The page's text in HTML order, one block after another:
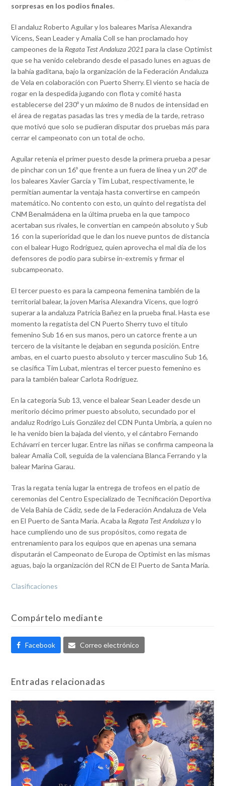
sorpresas en los podios finales.
El andaluz Roberto Aguilar y los baleares Marisa Alexandra
Vicens, Sean Leader y Amalia Coll se han proclamado hoy
campeones de la Regata Test Andaluza 2021 para la clase Optimist
que se ha venido celebrando desde el pasado lunes en aguas de
la bahía gaditana, bajo la organización de la Federación Andaluza
de Vela en colaboración con Puerto Sherry. El viento se hacía de
rogar en la despedida jugando con flota y comité hasta
establecerse del 230º y un máximo de 8 nudos de intensidad en
el área de regatas pasadas las tres y media de la tarde, retraso
que motivó que solo se pudieran disputar dos pruebas más para
cerrar el campeonato con un total de ocho.
Aguilar retenía el primer puesto desde la primera prueba a pesar
de pinchar con un 16º que frente a un fuera de línea y un 20º de
los baleares Xavier García y Tim Lubat, respectivamente, le
permitían aumentar la ventaja hasta convertirse en campeón
matemático. No contento con esto, un quinto del regatista del
CNM Benalmádena en la última prueba en la que tampoco
acertaban sus rivales, le convertían en campeón absoluto y Sub
16 con la superioridad que le dan los nueve puntos de distancia
con el balear Hugo Rodríguez, quien aprovecha el mal día de los
defensores de podio para subirse in-extremis y firmar el
subcampeonato.
El tercer puesto es para la campeona femenina también de la
territorial balear, la joven Marisa Alexandra Vicens, que logró
superar a la andaluza Patricia Bañez en la prueba final. Hasta ese
momento la regatista del CN Puerto Sherry tuvo el título
femenino Sub 16 en sus manos, pero un catorce frente a un
tercero de la visitante le dejaban en segunda posición. Entre
ambas, en el cuarto puesto absoluto y tercer masculino Sub 16,
se clasifica Tim Lubat, mientras el tercer puesto femenino es
para la también balear Carlota Rodríguez.
En la categoría Sub 13, vence el balear Sean Leader desde un
meritorio décimo primer puesto absoluto, secundado por el
andaluz Rodrigo Luis González del CDN Punta Umbría, a quien no
le ha venido bien la bajada del viento, y el cántabro Fernando
Echávarri en tercer lugar. Entre las niñas se confirma campeona la
balear Amalia Coll, seguida de la valenciana Blanca Ferrando y la
balear Marina Garau.
Tras la regata tenía lugar la entrega de trofeos en el patio de
ceremonias del Centro Especializado de Tecnificación Deportiva
de Vela Bahía de Cádiz, sede de la Federación Andaluza de Vela
en El Puerto de Santa María. Acaba la Regata Test Andaluzay lo
hace cumpliendo uno de sus propósitos, como regata de
entrenamiento para los equipos que en apenas una semana
disputarán el Campeonato de Europa de Optimist en las mismas
aguas, bajo la organización del RCN de El Puerto de Santa María.
Clasificaciones
Compártelo mediante
Facebook Correo electrónico
Entradas relacionadas